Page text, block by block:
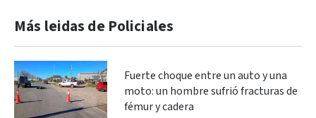
Más leidas de Policiales
Fuerte choque entre un auto y una
moto: un hombre sufrió fracturas de
fémur y cadera